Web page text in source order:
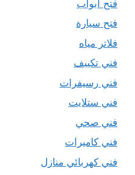
فتح ابواب
فتح سيارة
فلاتر مياه
فني تكييف
فني رسيفرات
فني ستلايت
فني صحي
فني كاميرات
فني كهربائي منازل